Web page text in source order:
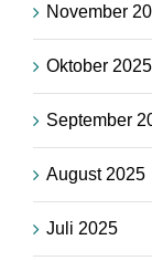
November
Oktober 2025
September
August 2025
Juli 2025